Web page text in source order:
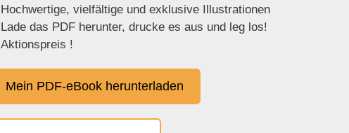
Hochwertige, vielfältige und exklusive Illustrationen
Lade das PDF herunter, drucke es aus und leg los!
Aktionspreis !
Mein PDF-eBook herunterladen